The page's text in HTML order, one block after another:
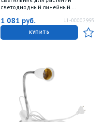
светодиодный линейный.
для рассады и цветения. TM Uniel
1 081 руб. UL-00002993
КУПИТЬ